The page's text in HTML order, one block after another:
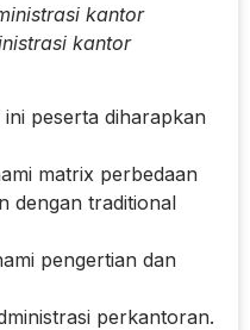
kantor
kantor
peserta diharapkan
matrix perbedaan
dengan traditional
pengertian dan
perkantoran.